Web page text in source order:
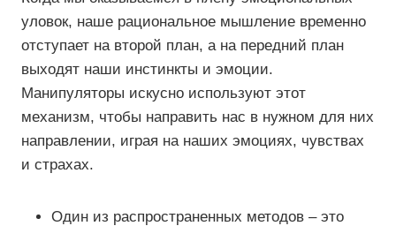
уловок, наше рациональное мышление временно
отступает на второй план, а на передний план
выходят наши инстинкты и эмоции.
Манипуляторы искусно используют этот
механизм, чтобы направить нас в нужном для них
направлении, играя на наших эмоциях, чувствах
и страхах.
Один из распространенных методов – это